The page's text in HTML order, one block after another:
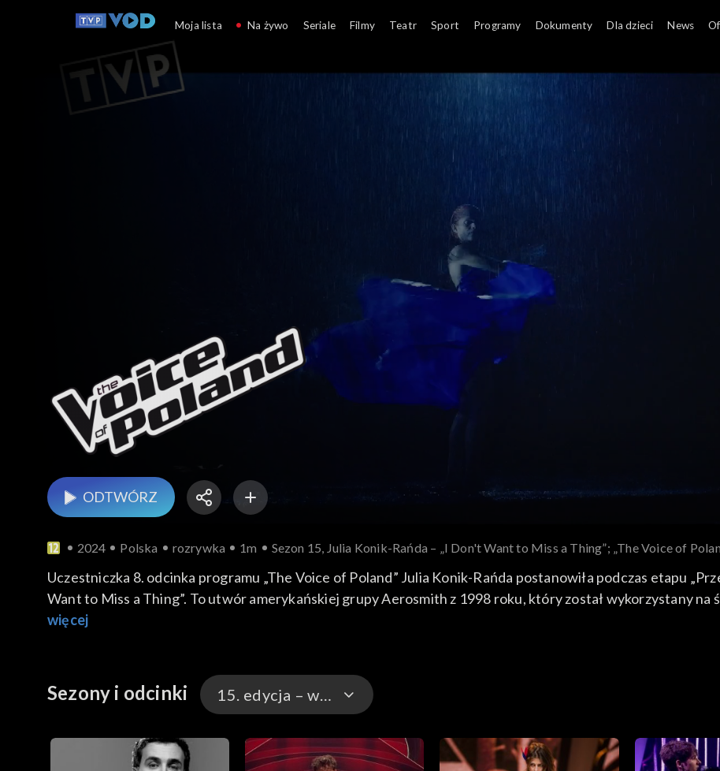
ODTWÓRZ
2024 Polska rozrywka 1m Sezon 15, Julia Konik-Rańda – „I Don't Want to Miss a Thing”; „The Voice of
Uczestniczka 8. odcinka programu „The Voice of Poland” Julia Konik-Rańda postanowiła podczas etapu
Want to Miss a Thing”. To utwór amerykańskiej grupy Aerosmith z 1998 roku, który został wykorzystany na
Piosenka wspięła się na szczyty list przebojów w wielu krajach, m.in. w USA, Australii i Niemczech. Konik-Rańda swoją wersję przeboju wykonała 28
więcej
Sezony i odcinki 15. edycja – występy
16. edycja – występy
Moja lista Na żywo Seriale Filmy Teatr Sport Programy Dokumenty Dla dzieci News